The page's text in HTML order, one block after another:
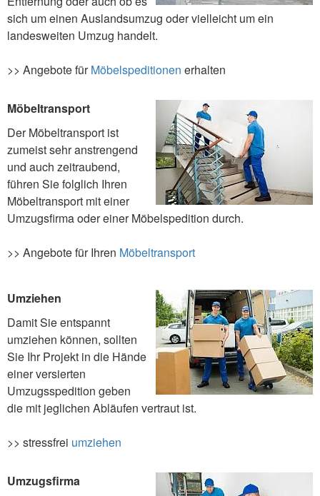
sich um einen Auslandsumzug oder vielleicht um ein
landesweiten Umzug handelt.
>> Angebote fürMöbelspeditionen erhalten
Möbeltransport
Der Möbeltransport ist
zumeist sehr anstrengend
und auch zeitraubend,
führen Sie folglich Ihren
Möbeltransport mit einer
Umzugsfirma oder einer Möbelspedition durch.
>> Angebote für Ihren Möbeltransport
Umziehen
Damit Sie entspannt
umziehen können, sollten
Sie Ihr Projekt in die Hände
einer versierten
Umzugsspedition geben
die mit jeglichen Abläufen vertraut ist.
>> stressfrei umziehen
Umzugsfirma